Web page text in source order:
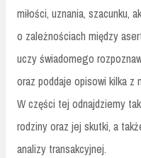
miłości, uznania, szacunku,
o zależnościach między
uczy świadomego
oraz poddaje opisowi kilka z
W części tej odnajdziemy
rodziny oraz jej skutki, a
analizy transakcyjnej.